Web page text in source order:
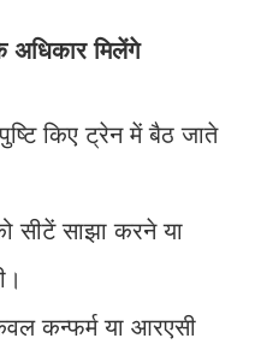
अधिकार मिलेंगे
पुष्टि किए ट्रेन में बैठ जाते
सीटें साझा करने या
कन्फर्म या आरएसी